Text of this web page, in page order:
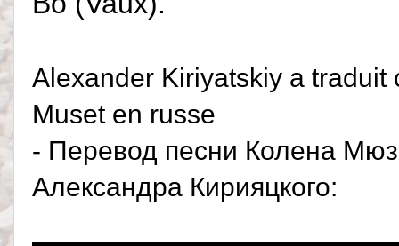
Alexander Kiriyatskiy a traduit
Muset en russe
- Перевод песни Колена
Александра Кирияцкого: